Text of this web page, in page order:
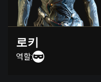
로키
역할: